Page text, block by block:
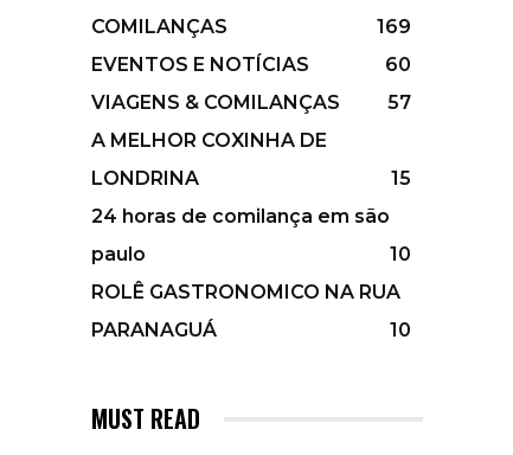
COMILANÇAS
169
EVENTOS E NOTÍCIAS
60
VIAGENS & COMILANÇAS
57
A MELHOR COXINHA DE
LONDRINA
15
24 horas de comilança em são
paulo
10
ROLÊ GASTRONOMICO NA RUA
PARANAGUÁ
10
MUST READ